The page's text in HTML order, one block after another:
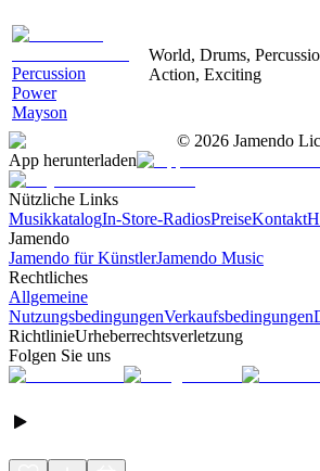
Percussion
Power
Mayson
World, Drums,
Action, Exciting
© 2026 Jamendo
App herunterladen
Nützliche Links
MusikkatalogIn-Store-RadiosPreiseKontakt
Jamendo
Jamendo für KünstlerJamendo Music
Rechtliches
Allgemeine
NutzungsbedingungenVerkaufsbedingungen
RichtlinieUrheberrechtsverletzung
Folgen Sie uns